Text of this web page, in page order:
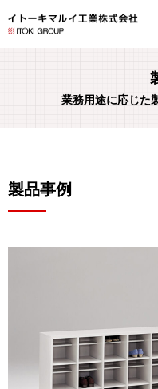
業務用途に応じた
製品事例